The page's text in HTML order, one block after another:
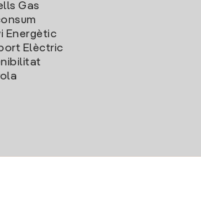
Gas
Energètic
Elèctric